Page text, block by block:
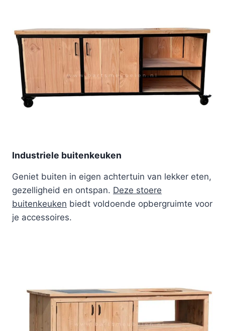
Industriele buitenkeuken
Geniet buiten in eigen achtertuin van lekker eten,
gezelligheid en ontspan. Deze stoere
buitenkeuken biedt voldoende opbergruimte voor
je accessoires.